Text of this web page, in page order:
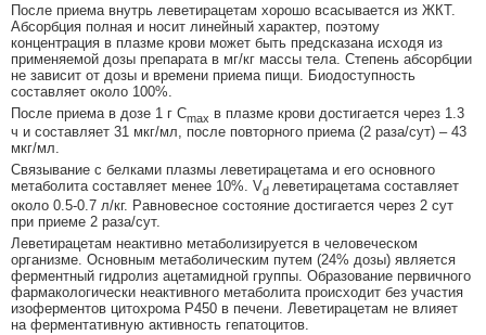
После приема внутрь леветирацетам хорошо всасывается из ЖКТ.
Абсорбция полная и носит линейный характер, поэтому
концентрация в плазме крови может быть предсказана исходя из
применяемой дозы препарата в мг/кг массы тела. Степень абсорбции
не зависит от дозы и времени приема пищи. Биодоступность
составляет около 100%.
После приема в дозе 1 г Cmax в плазме крови достигается через 1.3
ч и составляет 31 мкг/мл, после повторного приема (2 раза/сут) – 43
мкг/мл.
Связывание с белками плазмы леветирацетама и его основного
метаболита составляет менее 10%. Vd леветирацетама составляет
около 0.5-0.7 л/кг. Равновесное состояние достигается через 2 сут
при приеме 2 раза/сут.
Леветирацетам неактивно метаболизируется в человеческом
организме. Основным метаболическим путем (24% дозы) является
ферментный гидролиз ацетамидной группы. Образование первичного
фармакологически неактивного метаболита происходит без участия
изоферментов цитохрома P450 в печени. Леветирацетам не влияет
на ферментативную активность гепатоцитов.